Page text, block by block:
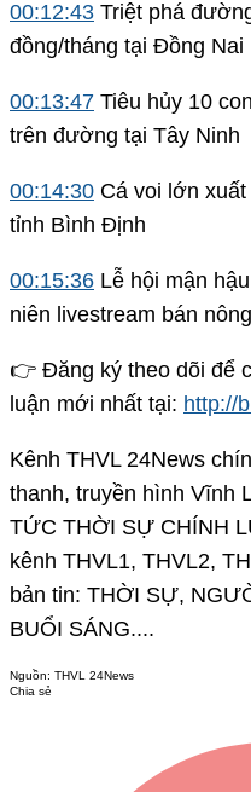
00:12:43 Triệt phá
đồng/tháng tại Đồng Nai
00:13:47 Tiêu hủy 10
trên đường tại Tây Ninh
00:14:30 Cá voi lớn
tỉnh Bình Định
00:15:36 Lễ hội mận
niên livestream bán
👉 Đăng ký theo dõi để
luận mới nhất tại: http://
Kênh THVL 24News
thanh, truyền hình Vĩnh
TỨC THỜI SỰ CHÍNH
kênh THVL1, THVL2,
bản tin: THỜI SỰ,
BUỔI SÁNG....
Nguồn: THVL 24News
Chia sẻ